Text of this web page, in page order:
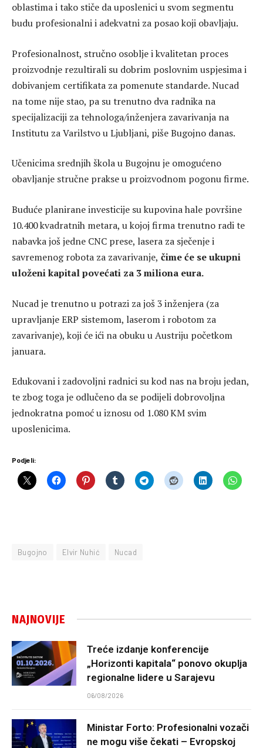
oblastima i tako stiče da uposlenici u svom segmentu
budu profesionalni i adekvatni za posao koji obavljaju.
Profesionalnost, stručno osoblje i kvalitetan proces
proizvodnje rezultirali su dobrim poslovnim uspjesima i
dobivanjem certifikata za pomenute standarde. Nucad
na tome nije stao, pa su trenutno dva radnika na
specijalizaciji za tehnologa/inženjera zavarivanja na
Institutu za Varilstvo u Ljubljani, piše Bugojno danas.
Učenicima srednjih škola u Bugojnu je omogućeno
obavljanje stručne prakse u proizvodnom pogonu firme.
Buduće planirane investicije su kupovina hale površine
10.400 kvadratnih metara, u kojoj firma trenutno radi te
nabavka još jedne CNC prese, lasera za sječenje i
savremenog robota za zavarivanje, čime će se ukupni
uloženi kapital povećati za 3 miliona eura.
Nucad je trenutno u potrazi za još 3 inženjera (za
upravljanje ERP sistemom, laserom i robotom za
zavarivanje), koji će ići na obuku u Austriju početkom
januara.
Edukovani i zadovoljni radnici su kod nas na broju jedan,
te zbog toga je odlučeno da se podijeli dobrovoljna
jednokratna pomoć u iznosu od 1.080 KM svim
uposlenicima.
Podjeli:
Bugojno Elvir Nuhić Nucad
NAJNOVIJE
Treće izdanje konferencije
„Horizonti kapitala“ ponovo okuplja
regionalne lidere u Sarajevu
06/08/2026
Ministar Forto: Profesionalni vozači
ne mogu više čekati – Evropskoj